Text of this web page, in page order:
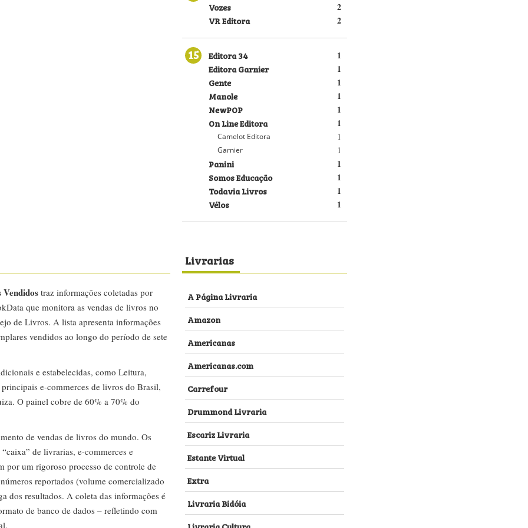
2
Vozes
2
VR Editora
15 1
Editora 34
1
Editora Garnier
1
Gente
1
Manole
1
NewPOP
1
On Line Editora
1
Camelot Editora
1
Garnier
1
Panini
1
Somos Educação
1
Todavia Livros
1
Vélos
traz informações coletadas por
que monitora as vendas de livros no
de Livros. A lista apresenta informações
vendidos ao longo do período de sete
e estabelecidas, como Leitura,
e-commerces de livros do Brasil,
O painel cobre de 60% a 70% do
de vendas de livros do mundo. Os
de livrarias, e-commerces e
por um rigoroso processo de controle de
reportados (volume comercializado
dos resultados. A coleta das informações é
de banco de dados – refletindo com
Livrarias
A Página Livraria
Amazon
Americanas
Americanas.com
Carrefour
Drummond Livraria
Escariz Livraria
Estante Virtual
Extra
Livraria Bidóia